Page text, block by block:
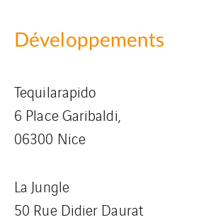
Développements
Tequilarapido
6 Place Garibaldi,
06300 Nice
La Jungle
50 Rue Didier Daurat